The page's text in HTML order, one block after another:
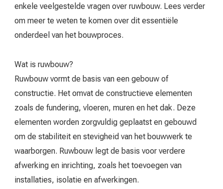
enkele veelgestelde vragen over ruwbouw. Lees verder
om meer te weten te komen over dit essentiële
onderdeel van het bouwproces.
Wat is ruwbouw?
Ruwbouw vormt de basis van een gebouw of
constructie. Het omvat de constructieve elementen
zoals de fundering, vloeren, muren en het dak. Deze
elementen worden zorgvuldig geplaatst en gebouwd
om de stabiliteit en stevigheid van het bouwwerk te
waarborgen. Ruwbouw legt de basis voor verdere
afwerking en inrichting, zoals het toevoegen van
installaties, isolatie en afwerkingen.